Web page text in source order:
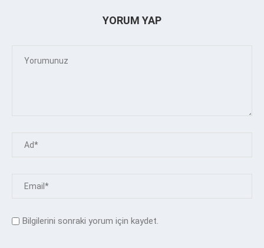
YORUM YAP
Bilgilerini sonraki yorum için kaydet.